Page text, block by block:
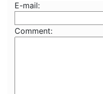
E-mail:
Comment: